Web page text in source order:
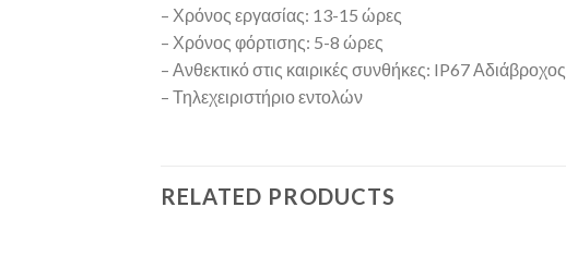
– Χρόνος εργασίας: 13-15 ώρες
– Χρόνος φόρτισης: 5-8 ώρες
– Ανθεκτικό στις καιρικές συνθήκες: IP67 Αδιάβροχος
– Τηλεχειριστήριο εντολών
RELATED PRODUCTS